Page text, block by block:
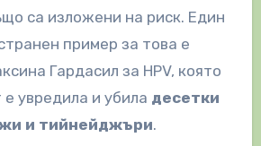
са изложени на риск. Един
пример за това е
Гардасил за HPV, която
увредила и убила десетки
и тийнейджъри.